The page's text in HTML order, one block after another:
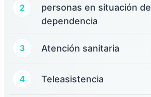
2
personas en situación de
dependencia
3 Atención sanitaria
4 Teleasistencia